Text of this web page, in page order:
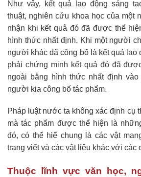
Như vậy, kết quả lao động sáng
thuật, nghiên cứu khoa học của một
nhận khi kết quả đó đã được thể
hình thức nhất định. Khi một người
người khác đã công bố là kết quả lao
phải chứng minh kết quả đó đã
ngoài bằng hình thức nhất định
người kia công bố tác phẩm.
Pháp luật nước ta không xác định cụ
mà tác phẩm được thể hiện là
đó, có thể hiể chung là các vật
trang viết và các vật liệu khác với các
Thuộc lĩnh vực văn học,